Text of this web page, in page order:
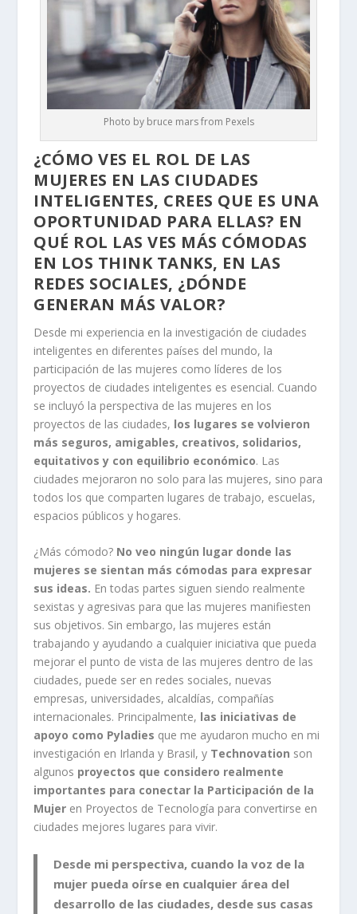
Photo by bruce mars from Pexels
¿CÓMO VES EL ROL DE LAS
MUJERES EN LAS CIUDADES
INTELIGENTES, CREES QUE ES UNA
OPORTUNIDAD PARA ELLAS? EN
QUÉ ROL LAS VES MÁS CÓMODAS
EN LOS THINK TANKS, EN LAS
REDES SOCIALES, ¿DÓNDE
GENERAN MÁS VALOR?
Desde mi experiencia en la investigación de ciudades
inteligentes en diferentes países del mundo, la
participación de las mujeres como líderes de los
proyectos de ciudades inteligentes es esencial. Cuando
se incluyó la perspectiva de las mujeres en los
proyectos de las ciudades, los lugares se volvieron
más seguros, amigables, creativos, solidarios,
equitativos y con equilibrio económico. Las
ciudades mejoraron no solo para las mujeres, sino para
todos los que comparten lugares de trabajo, escuelas,
espacios públicos y hogares.
¿Más cómodo? No veo ningún lugar donde las
mujeres se sientan más cómodas para expresar
sus ideas. En todas partes siguen siendo realmente
sexistas y agresivas para que las mujeres manifiesten
sus objetivos. Sin embargo, las mujeres están
trabajando y ayudando a cualquier iniciativa que pueda
mejorar el punto de vista de las mujeres dentro de las
ciudades, puede ser en redes sociales, nuevas
empresas, universidades, alcaldías, compañías
internacionales. Principalmente, las iniciativas de
apoyo como Pyladies que me ayudaron mucho en mi
investigación en Irlanda y Brasil, y Technovation son
algunos proyectos que considero realmente
importantes para conectar la Participación de la
Mujer en Proyectos de Tecnología para convertirse en
ciudades mejores lugares para vivir.
Desde mi perspectiva, cuando la voz de la
mujer pueda oírse en cualquier área del
desarrollo de las ciudades, desde sus casas